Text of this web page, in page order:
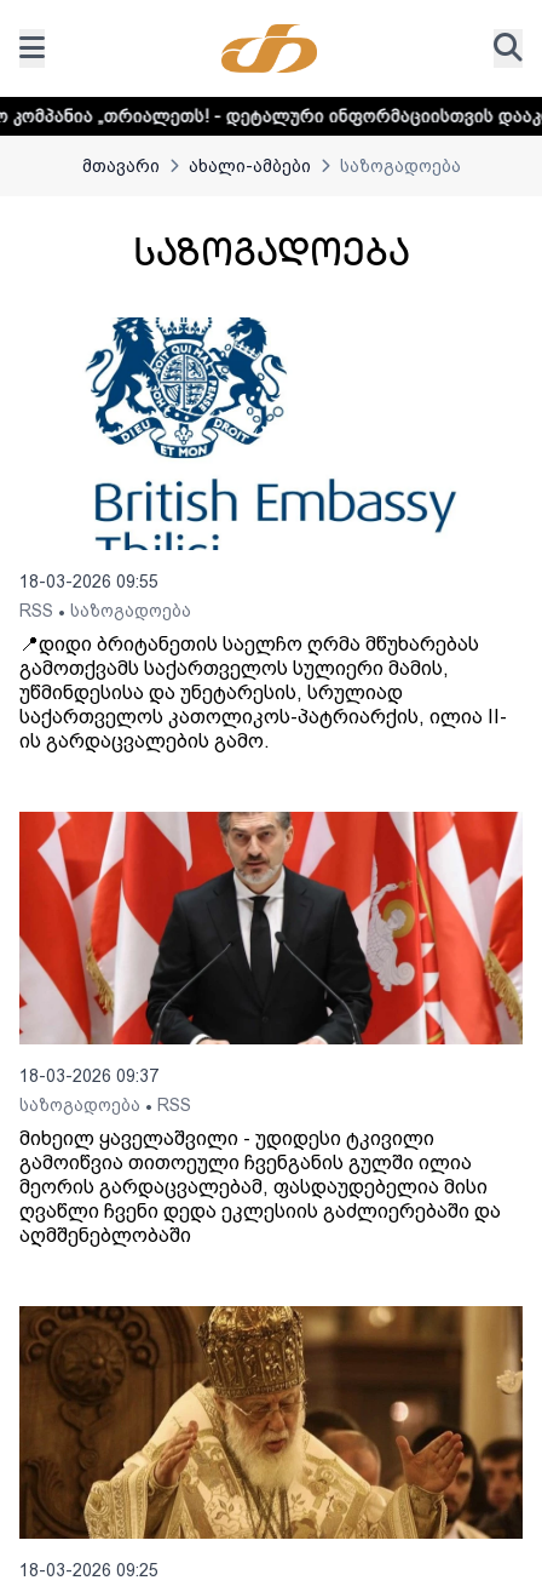
ინფორმაციისთვის დააკლიკეთ ლინკს
მთავარი ახალი-ამბები საზოგადოება
საზოგადოება
18-03-2026 09:55
RSS • საზოგადოება
📍დიდი ბრიტანეთის საელჩო ღრმა მწუხარებას
გამოთქვამს საქართველოს სულიერი მამის,
უწმინდესისა და უნეტარესის, სრულიად
საქართველოს კათოლიკოს-პატრიარქის, ილია II-
ის გარდაცვალების გამო.
18-03-2026 09:37
საზოგადოება • RSS
მიხეილ ყაველაშვილი - უდიდესი ტკივილი
გამოიწვია თითოეული ჩვენგანის გულში ილია
მეორის გარდაცვალებამ, ფასდაუდებელია მისი
ღვაწლი ჩვენი დედა ეკლესიის გაძლიერებაში და
აღმშენებლობაში
18-03-2026 09:25